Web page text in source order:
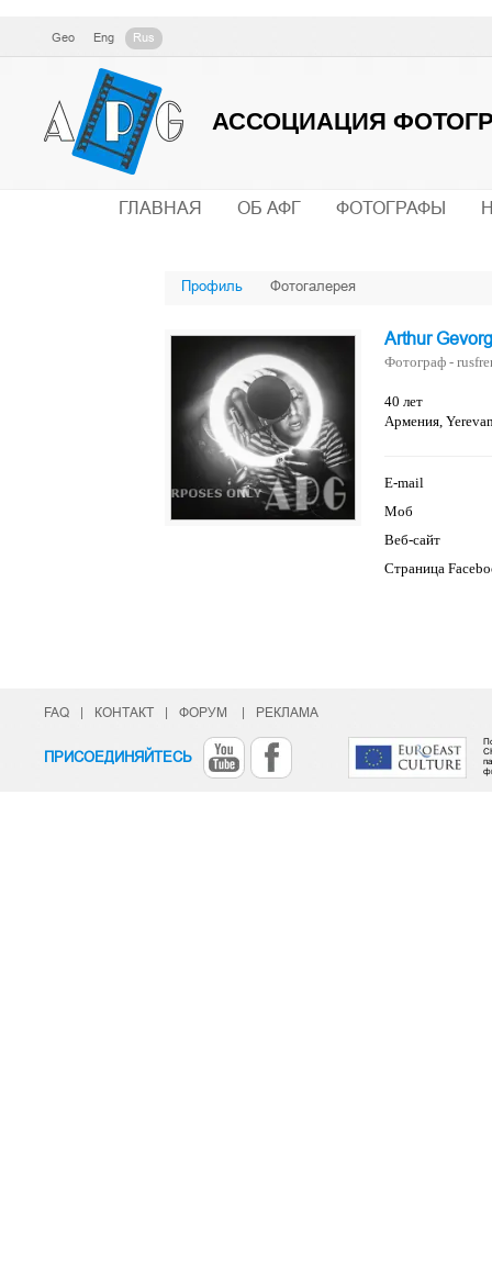
Geo Eng Rus
АССОЦИАЦИЯ
ГЛАВНАЯ ОБ АФГ ФОТОГРАФЫ
Профиль Фотогалерея
Arthur
Фотограф -
40 лет
Армения,
E-mail
Моб
Веб-сайт
Страница
FAQ КОНТАКТ ФОРУМ РЕКЛАМА
ПРИСОЕДИНЯЙТЕСЬ